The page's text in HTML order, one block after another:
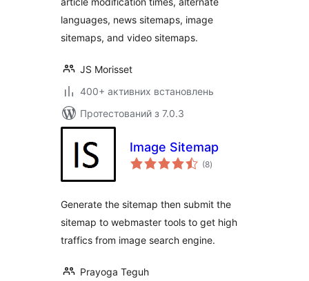
languages, news sitemaps, image
sitemaps, and video sitemaps.
JS Morisset
400+ активних встановлень
Протестований з 7.0.3
Image Sitemap
(8загальний
рейтинг
)
Generate the sitemap then submit the
sitemap to webmaster tools to get high
traffics from image search engine.
Prayoga Teguh